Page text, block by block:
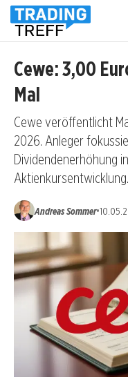
Cewe: 3,00
Mal
Cewe veröffentlicht
2026. Anleger
Dividendenerhöhung
Aktienkursentwicklung.
Andreas Sommer•